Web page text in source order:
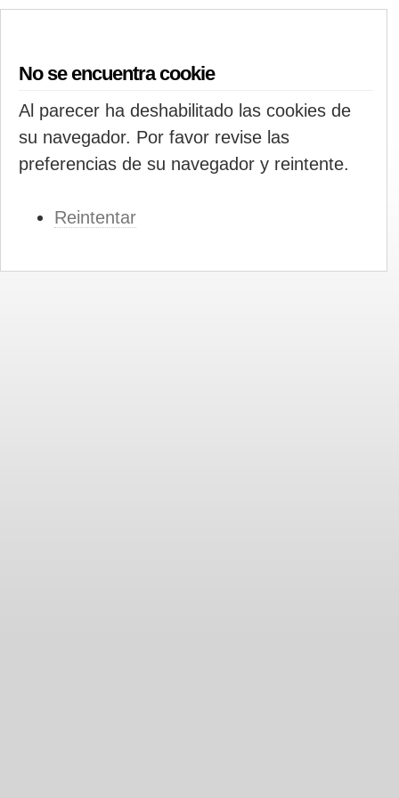
No se encuentra cookie
Al parecer ha deshabilitado las cookies de
su navegador. Por favor revise las
preferencias de su navegador y reintente.
Reintentar